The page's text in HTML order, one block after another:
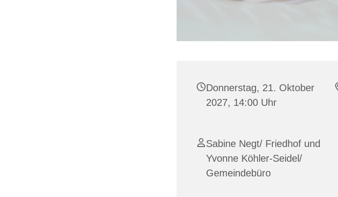
Donnerstag, 21. Oktober
2027, 14:00 Uhr
Sabine Negt/ Friedhof und
Yvonne Köhler-Seidel/
Gemeindebüro